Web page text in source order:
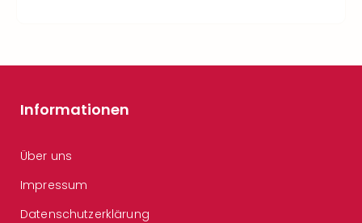
Informationen
Über uns
Impressum
Datenschutzerklärung